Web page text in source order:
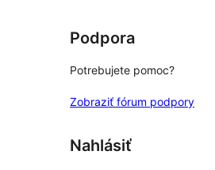
Podpora
Potrebujete pomoc?
Zobraziť fórum podpory
Nahlásiť